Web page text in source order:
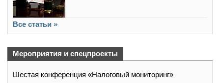
Все статьи »
Мероприятия и спецпроекты
Шестая конференция «Налоговый мониторинг»